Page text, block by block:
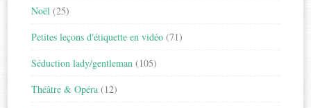
Noël (25)
Petites leçons d'étiquette en vidéo (71)
Séduction lady/gentleman (105)
Théâtre & Opéra (12)